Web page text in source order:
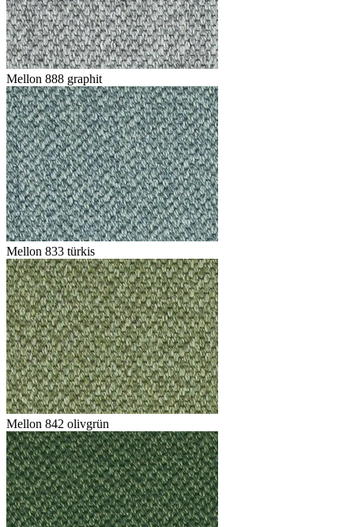
Mellon 888 graphit
Mellon 833 türkis
Mellon 842 olivgrün